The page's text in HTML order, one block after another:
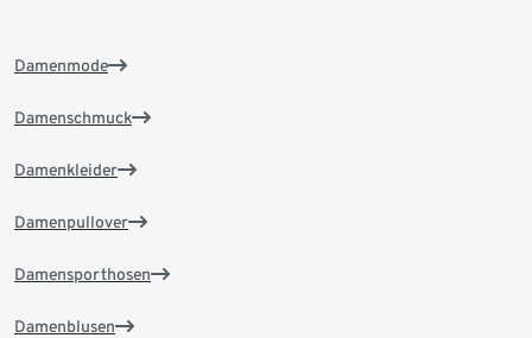
Damenmode
Damenschmuck
Damenkleider
Damenpullover
Damensporthosen
Damenblusen